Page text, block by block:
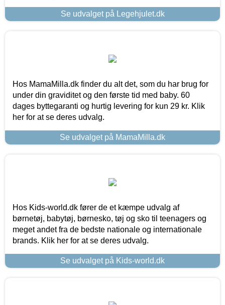
Se udvalget på Legehjulet.dk
Hos MamaMilla.dk finder du alt det, som du har brug for
under din graviditet og den første tid med baby. 60
dages byttegaranti og hurtig levering for kun 29 kr. Klik
her for at se deres udvalg.
Se udvalget på MamaMilla.dk
Hos Kids-world.dk fører de et kæmpe udvalg af
børnetøj, babytøj, børnesko, tøj og sko til teenagers og
meget andet fra de bedste nationale og internationale
brands. Klik her for at se deres udvalg.
Se udvalget på Kids-world.dk